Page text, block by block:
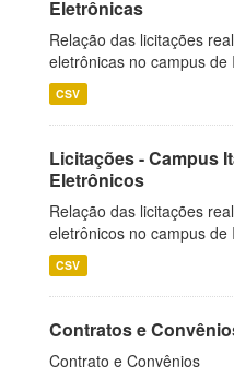
Eletrônicas
Relação das licitações
eletrônicas no campus de
CSV
Licitações - Campus
Eletrônicos
Relação das licitações
eletrônicos no campus de
CSV
Contratos e
Contrato e Convênios